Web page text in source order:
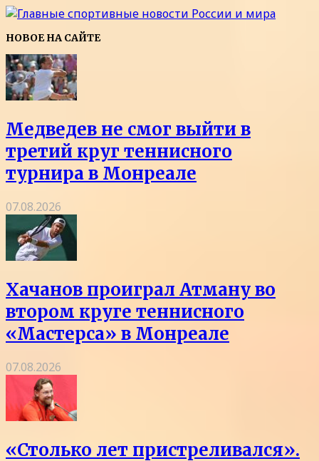
НОВОЕ НА САЙТЕ
Медведев не смог выйти в
третий круг теннисного
турнира в Монреале
07.08.2026
Хачанов проиграл Атману во
втором круге теннисного
«Мастерса» в Монреале
07.08.2026
«Столько лет пристреливался».